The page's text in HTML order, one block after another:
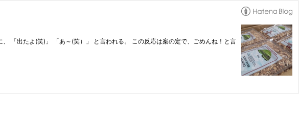
「出たよ(笑)」 「あ～(笑）」 と言われる。 この反応は案の定で、ごめんね！と言